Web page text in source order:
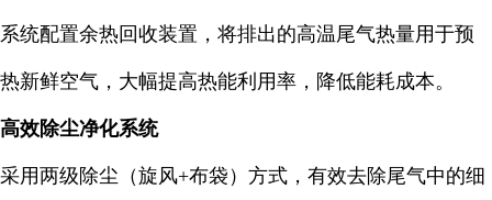
系统配置余热回收装置，将排出的高温尾气热量用于预
热新鲜空气，大幅提高热能利用率，降低能耗成本。
高效除尘净化系统
采用两级除尘（旋风+布袋）方式，有效去除尾气中的细